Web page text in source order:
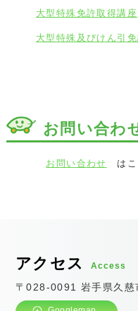
大型特殊免許取得講座
大型特殊及びけん引
お問い合わ
お問い合わせ はこ
アクセス Access
〒028-0091 岩手県久